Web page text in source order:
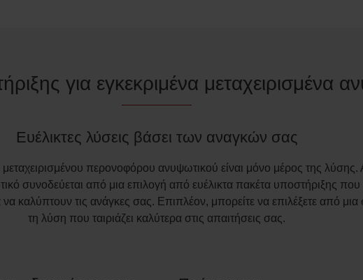
για εγκεκριμένα μεταχειρισμένα
Ευέλικτες λύσεις βάσει των αναγκών σας
περονοφόρου ανυψωτικού είναι μόνο μέρος της λύσης.
συνοδεύεται από μια επιλογή από ευέλικτα πακέτα υποστήριξης
καλύπτουν τις ανάγκες σας. Επιπλέον, μπορείτε να επιλέξετε από μια
τη λύση που ταιριάζει καλύτερα στις απαιτήσεις σας.